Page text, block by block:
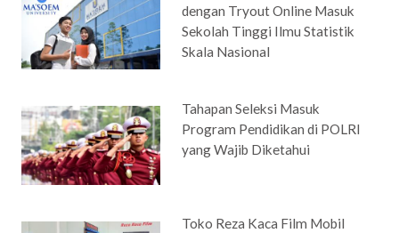
dengan Tryout Online Masuk
Sekolah Tinggi Ilmu Statistik
Skala Nasional
Tahapan Seleksi Masuk
Program Pendidikan di POLRI
yang Wajib Diketahui
Toko Reza Kaca Film Mobil